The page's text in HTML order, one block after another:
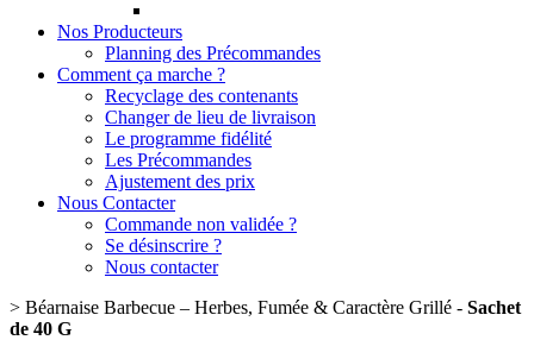
Nos Producteurs
Planning des Précommandes
Comment ça marche ?
Recyclage des contenants
Changer de lieu de livraison
Le programme fidélité
Les Précommandes
Ajustement des prix
Nous Contacter
Commande non validée ?
Se désinscrire ?
Nous contacter
> Béarnaise Barbecue – Herbes, Fumée & Caractère Grillé - Sachet
de 40 G